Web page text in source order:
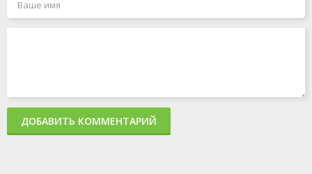
ДОБАВИТЬ КОММЕНТАРИЙ